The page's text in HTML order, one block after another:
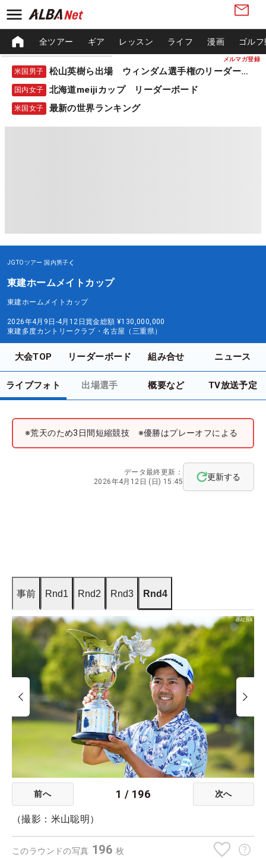
メルマガ登録
全ツアー ギア レッスン ライフ 漫画 ゴル
米国男子 松山英樹ら出場 ウィンダム選手権のリーダーボード
国内女子 北海道meijiカップ リーダーボード
米国女子 最新の世界ランキング
JGTOツアー 国内男子
東建ホームメイトカップ
東建ホームメイトカップ
2026年4月9日-4月12日賞金総額 ¥130,000,000
東建多度カントリークラブ・名古屋（三重県）
大会TOP リーダーボード 組み合せ ニュース
ライブフォト 出場選手 概要など TV放送予定
※荒天のため3日間短縮競技 ※優勝はプレーオフによる
データ最終更新：
2026年4月12日 (日) 15:45
更新する
事前 Rnd1 Rnd2 Rnd3 Rnd4
前へ 1 / 196 次へ
（撮影：米山聡明）
このラウンドの写真 196 枚